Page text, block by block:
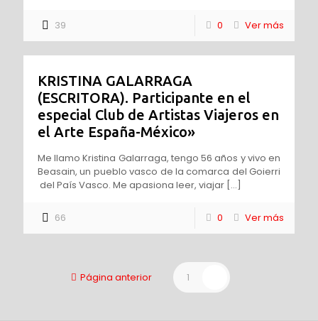
39 0 Ver más
KRISTINA GALARRAGA
(ESCRITORA). Participante en el
especial Club de Artistas Viajeros en
el Arte España-México»
Me llamo Kristina Galarraga, tengo 56 años y vivo en
Beasain, un pueblo vasco de la comarca del Goierri
del País Vasco. Me apasiona leer, viajar […]
66 0 Ver más
Página anterior 1